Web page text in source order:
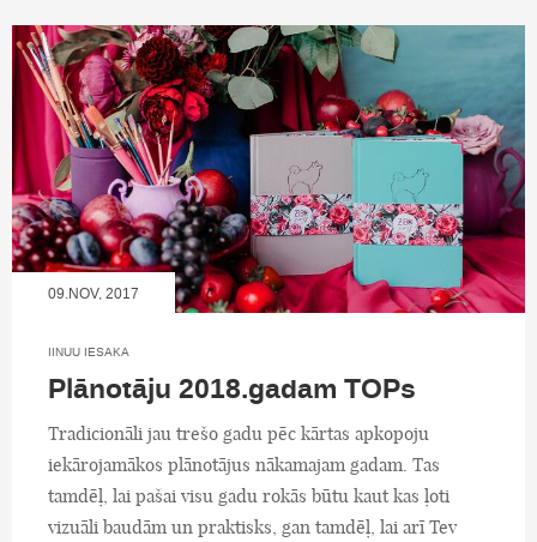
09.NOV, 2017
IINUU IESAKA
Plānotāju 2018.gadam TOPs
Tradicionāli jau trešo gadu pēc kārtas apkopoju
iekārojamākos plānotājus nākamajam gadam. Tas
tamdēļ, lai pašai visu gadu rokās būtu kaut kas ļoti
vizuāli baudām un praktisks, gan tamdēļ, lai arī Tev